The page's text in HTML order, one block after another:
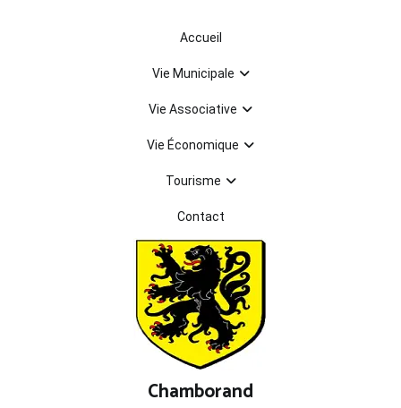
Chamborand
Accueil
Vie Municipale
Vie Associative
Vie Économique
Tourisme
Contact